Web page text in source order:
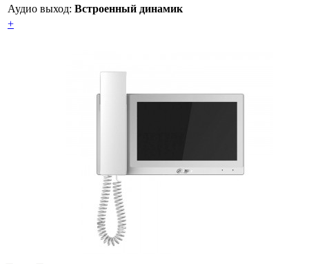
Аудио выход: Встроенный динамик
+